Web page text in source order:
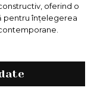
oferind o
pentru înțelegerea